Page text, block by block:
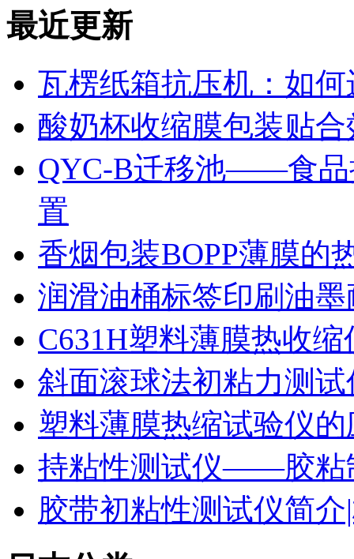
最近更新
瓦楞纸箱抗压机：如
酸奶杯收缩膜包装贴
QYC-B迁移池——食品
置
香烟包装BOPP薄膜的
润滑油桶标签印刷油
C631H塑料薄膜热收
斜面滚球法初粘力测
塑料薄膜热缩试验仪
持粘性测试仪——胶粘
胶带初粘性测试仪简